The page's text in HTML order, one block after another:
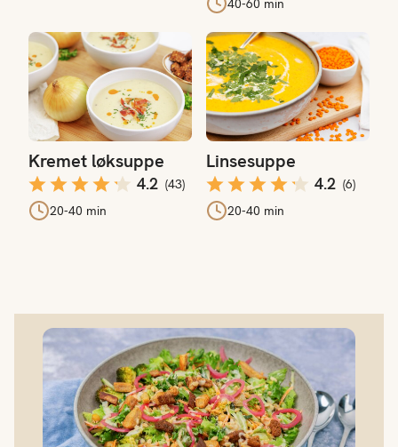
40-60 min
Kremet løksuppe
4.2 (43)
20-40 min
Kremet løksuppe
Linsesuppe
4.2 (6)
20-40 min
Linsesuppe